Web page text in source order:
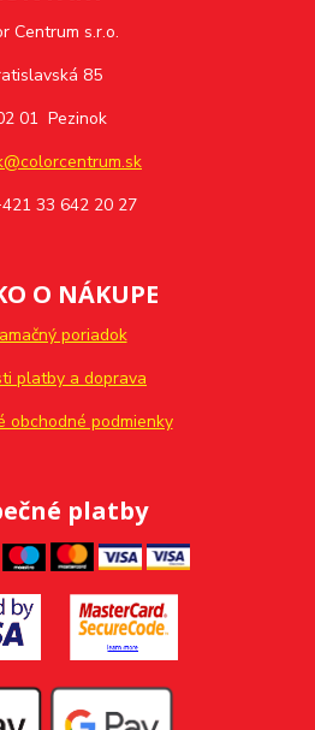
Centrum s.r.o.
85
01 Pezinok
33 642 20 27
O NÁKUPE
poriadok
platby a doprava
obchodné podmienky
platby